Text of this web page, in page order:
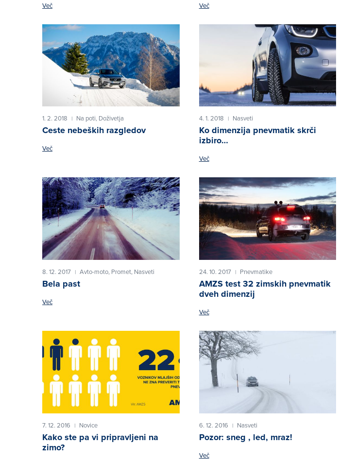
Več Več
1. 2. 2018 | Na poti, Doživetja
Ceste nebeških razgledov
Več
4. 1. 2018 | Nasveti
Ko dimenzija pnevmatik skrči
izbiro…
Več
8. 12. 2017 | Avto-moto, Promet, Nasveti
Bela past
Več
24. 10. 2017 | Pnevmatike
AMZS test 32 zimskih pnevmatik
dveh dimenzij
Več
7. 12. 2016 | Novice
Kako ste pa vi pripravljeni na
zimo?
6. 12. 2016 | Nasveti
Pozor: sneg , led, mraz!
Več